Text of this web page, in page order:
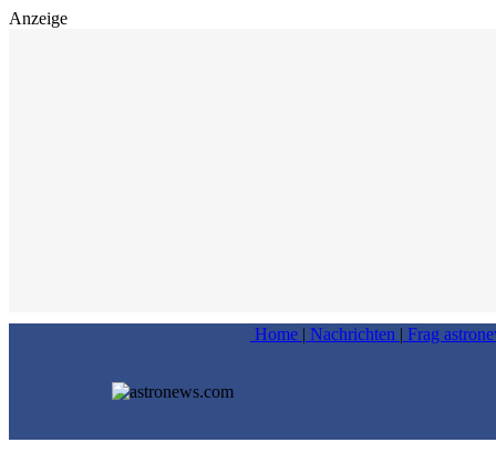
Anzeige
Home | Nachrichten | Frag